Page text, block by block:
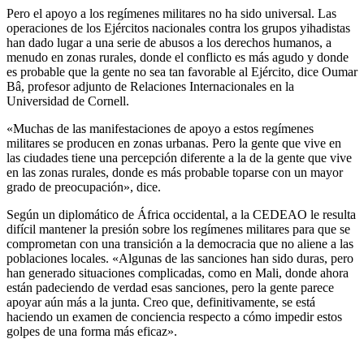
Pero el apoyo a los regímenes militares no ha sido universal. Las
operaciones de los Ejércitos nacionales contra los grupos yihadistas
han dado lugar a una serie de abusos a los derechos humanos, a
menudo en zonas rurales, donde el conflicto es más agudo y donde
es probable que la gente no sea tan favorable al Ejército, dice Oumar
Bâ, profesor adjunto de Relaciones Internacionales en la
Universidad de Cornell.
«Muchas de las manifestaciones de apoyo a estos regímenes
militares se producen en zonas urbanas. Pero la gente que vive en
las ciudades tiene una percepción diferente a la de la gente que vive
en las zonas rurales, donde es más probable toparse con un mayor
grado de preocupación», dice.
Según un diplomático de África occidental, a la CEDEAO le resulta
difícil mantener la presión sobre los regímenes militares para que se
comprometan con una transición a la democracia que no aliene a las
poblaciones locales. «Algunas de las sanciones han sido duras, pero
han generado situaciones complicadas, como en Mali, donde ahora
están padeciendo de verdad esas sanciones, pero la gente parece
apoyar aún más a la junta. Creo que, definitivamente, se está
haciendo un examen de conciencia respecto a cómo impedir estos
golpes de una forma más eficaz».